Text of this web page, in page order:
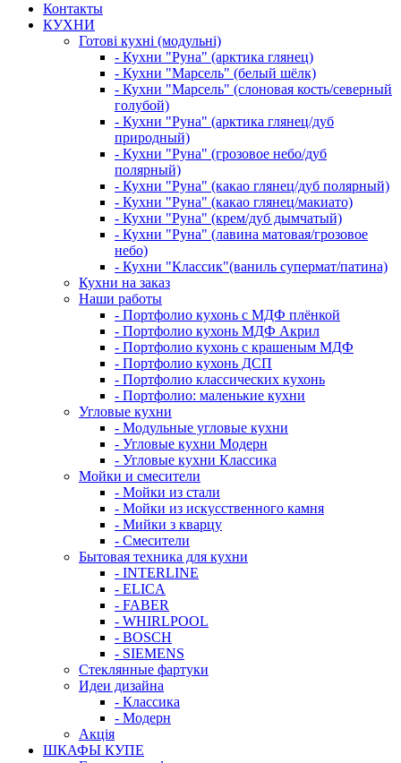
Контакты
КУХНИ
Готові кухні (модульні)
- Кухни "Руна" (арктика глянец)
- Кухни "Марсель" (белый шёлк)
- Кухни "Марсель" (слоновая кость/северный
голубой)
- Кухни "Руна" (арктика глянец/дуб
природный)
- Кухни "Руна" (грозовое небо/дуб
полярный)
- Кухни "Руна" (какао глянец/дуб полярный)
- Кухни "Руна" (какао глянец/макиато)
- Кухни "Руна" (крем/дуб дымчатый)
- Кухни "Руна" (лавина матовая/грозовое
небо)
- Кухни "Классик"(ваниль супермат/патина)
Кухни на заказ
Наши работы
- Портфолио кухонь с МДФ плёнкой
- Портфолио кухонь МДФ Акрил
- Портфолио кухонь с крашеным МДФ
- Портфолио кухонь ДСП
- Портфолио классических кухонь
- Портфолио: маленькие кухни
Угловые кухни
- Модульные угловые кухни
- Угловые кухни Модерн
- Угловые кухни Классика
Мойки и смесители
- Мойки из стали
- Мойки из искусственного камня
- Мийки з кварцу
- Смесители
Бытовая техника для кухни
- INTERLINE
- ELICA
- FABER
- WHIRLPOOL
- BOSCH
- SIEMENS
Стеклянные фартуки
Идеи дизайна
- Класcика
- Модерн
Акція
ШКАФЫ КУПЕ